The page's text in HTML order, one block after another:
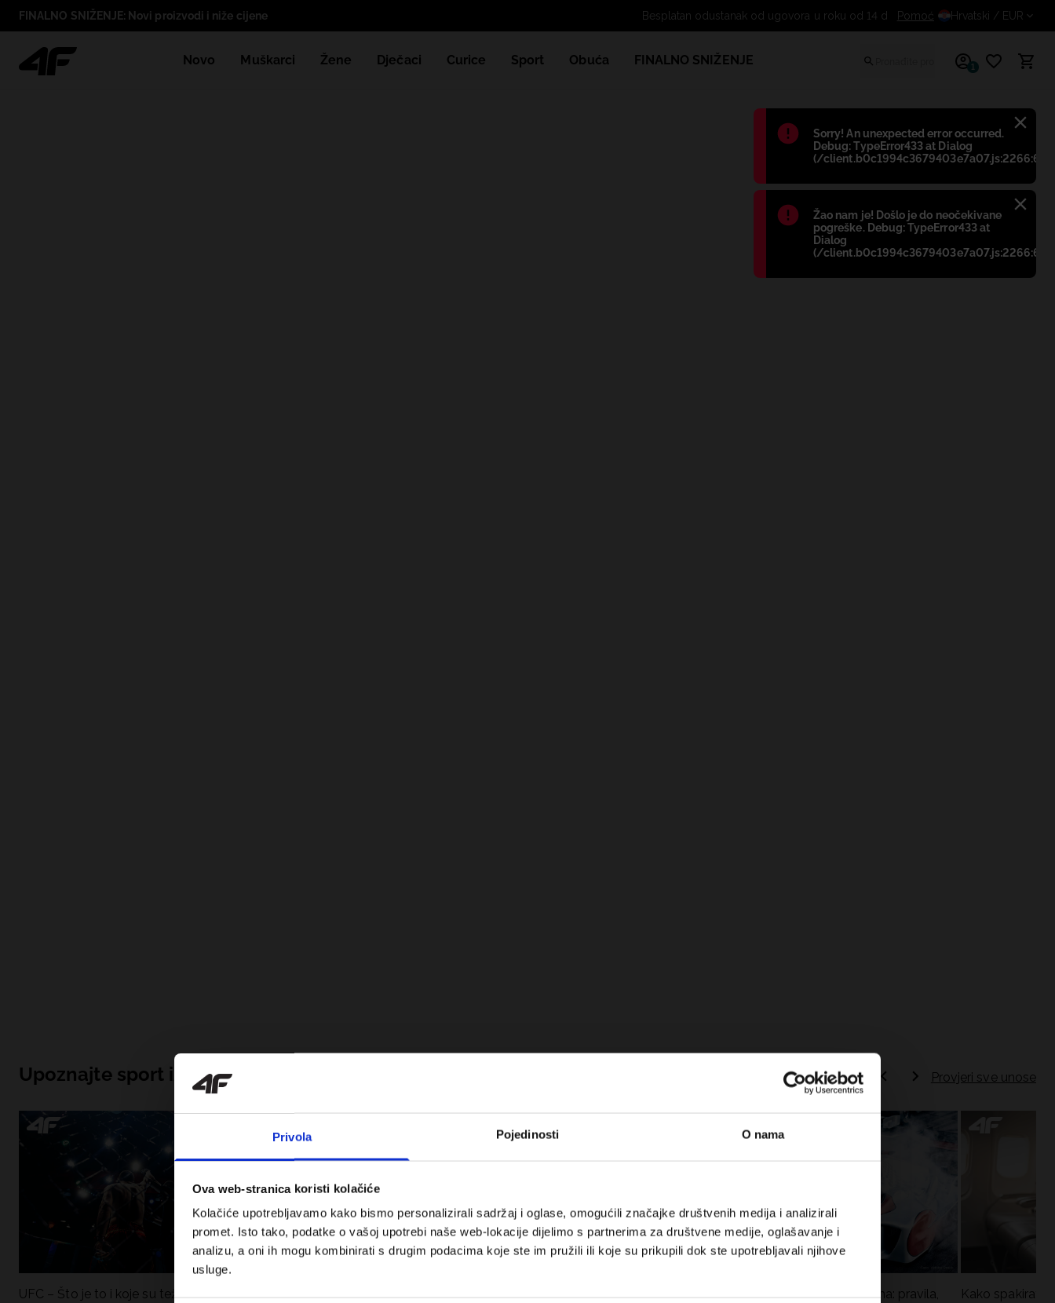
Privola Pojedinosti O nama
Ova web-stranica koristi kolačiće
Kolačiće upotrebljavamo kako bismo personalizirali sadržaj i oglase, omogućili značajke društvenih medija i analizirali
promet. Isto tako, podatke o vašoj upotrebi naše web-lokacije dijelimo s partnerima za društvene medije, oglašavanje i
analizu, a oni ih mogu kombinirati s drugim podacima koje ste im pružili ili koje su prikupili dok ste upotrebljavali njihove
usluge.
Błąd:
Sorry! An unexpected error occurred.
Debug: TypeError433 at Dialog
(/
Błąd:
Žao nam je! Došlo je do neočekivane
pogreške. Debug: TypeError433 at
Dialog
(/
FINALNO SNIŽENJE: Novi proizvodi i niže cijene Besplatan odustanak od
Pomoć Hrvatski / EUR
Novo Muškarci Žene Dječaci Curice Sport Obuća FINALNO SNIŽENJE 1
Upoznajte sport iznutra Provjeri sve unose
UFC – Što je to i koje su težinske
Nova kolekcija 4F za tenis i padel.
Koje cipele nositi za tjelesni odgoj –
Formula 1 u kratkim hlačama: pravila,
Kako spakirati